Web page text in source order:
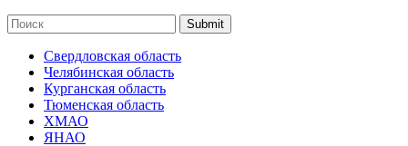
Submit
Свердловская область
Челябинская область
Курганская область
Тюменская область
ХМАО
ЯНАО